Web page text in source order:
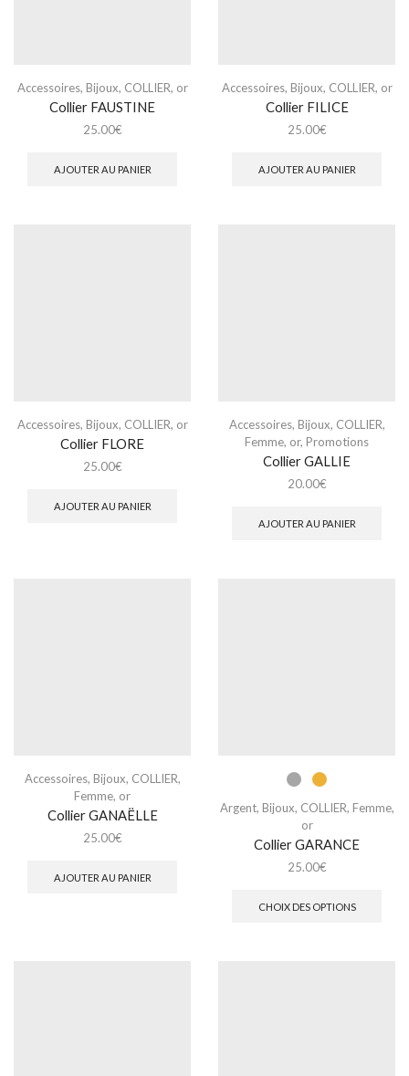
Accessoires, Bijoux, COLLIER, or
Collier FAUSTINE
25.00€
AJOUTER AU PANIER
Accessoires, Bijoux, COLLIER, or
Collier FILICE
25.00€
AJOUTER AU PANIER
Accessoires, Bijoux, COLLIER, or
Collier FLORE
25.00€
AJOUTER AU PANIER
Accessoires, Bijoux, COLLIER,
Femme, or, Promotions
Collier GALLIE
20.00€
AJOUTER AU PANIER
Accessoires, Bijoux, COLLIER,
Femme, or
Collier GANAËLLE
25.00€
AJOUTER AU PANIER
Argent, Bijoux, COLLIER, Femme,
or
Collier GARANCE
25.00€
CHOIX DES OPTIONS